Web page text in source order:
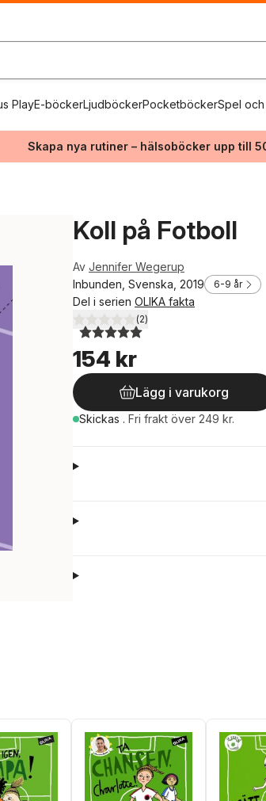
PlayE-böckerLjudböckerPocketböckerSpel
Skapa nya rutiner – hälsoböcker upp till
Koll på Fotboll
Av Jennifer Wegerup
Inbunden, Svenska, 2019
6-9 år
Del i serien OLIKA fakta
5,0utav 5 stjärnor. Totalt antal röster:
(2)
154 kr
Lägg i varukorg
Skickas . Fri frakt över 249 kr.